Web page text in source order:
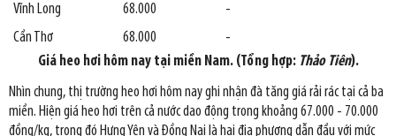
Vĩnh Long
68.000
-
Cần Thơ
68.000
-
Giá heo hơi hôm nay tại miền Nam. (Tổng hợp: Thảo Tiên).
Nhìn chung, thị trường heo hơi hôm nay ghi nhận đà tăng giá rải rác tại cả ba
miền. Hiện giá heo hơi trên cả nước dao động trong khoảng 67.000 - 70.000
đồng/kg, trong đó Hưng Yên và Đồng Nai là hai địa phương dẫn đầu với mức